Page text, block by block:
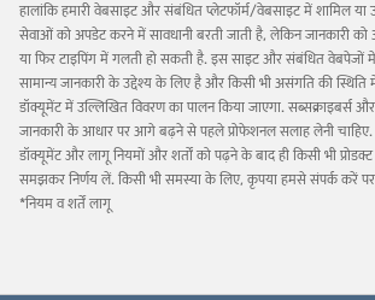
हालांकि हमारी वेबसाइट और संबंधित प्लेटफॉर्म/वेबसाइट में शामिल या
सेवाओं को अपडेट करने में सावधानी बरती जाती है, लेकिन जानकारी
या फिर टाइपिंग में गलती हो सकती है. इस साइट और संबंधित वेबपेजों में
सामान्य जानकारी के उद्देश्य के लिए है और किसी भी असंगति की स्थिति
डॉक्यूमेंट में उल्लिखित विवरण का पालन किया जाएगा. सब्सक्राइबर्स
जानकारी के आधार पर आगे बढ़ने से पहले प्रोफेशनल सलाह लेनी चाहिए.
डॉक्यूमेंट और लागू नियमों और शर्तों को पढ़ने के बाद ही किसी भी
समझकर निर्णय लें. किसी भी समस्या के लिए, कृपया हमसे संपर्क करें
*नियम व शर्तें लागू